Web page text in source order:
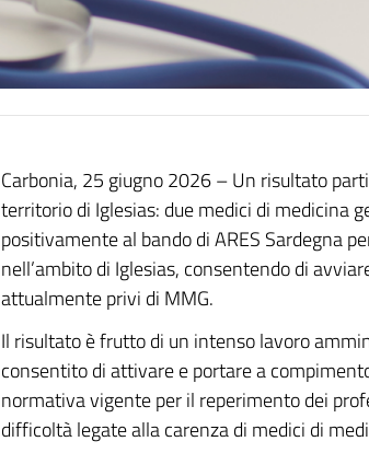
Carbonia, 25 giugno 2026 – Un risultato
territorio di Iglesias: due medici di medicina
positivamente al bando di ARES Sardegna
nell’ambito di Iglesias, consentendo di
attualmente privi di MMG.
Il risultato è frutto di un intenso lavoro
consentito di attivare e portare a
normativa vigente per il reperimento dei
difficoltà legate alla carenza di medici di